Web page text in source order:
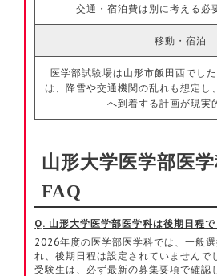
交通・宿泊費は別に考える必
移動・宿泊
医学部試験場は山形市飯田西でし
は、降雪や交通機関の乱れも想定し
へ到着する計画が現実
山形大学医学部医
FAQ
Q. 山形大学医学部医学科は後期日程
2026年度の医学部医学科では、一般
れ、後期日程は設定されていませんで
受験生は、必ず最新の募集要項で確認